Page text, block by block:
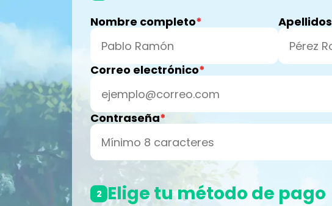
Nombre completo Apellidos
Correo electrónico
Contraseña
2 Elige tu método de pago